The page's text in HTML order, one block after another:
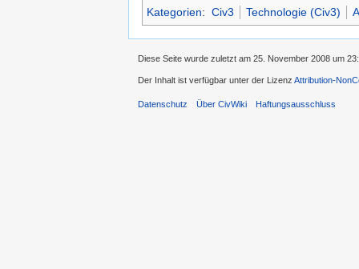
Kategorien: Civ3 Technologie (Civ3)
Diese Seite wurde zuletzt am 25. November 2008 um
Der Inhalt ist verfügbar unter der Lizenz Attribution-
Datenschutz Über CivWiki Haftungsausschluss